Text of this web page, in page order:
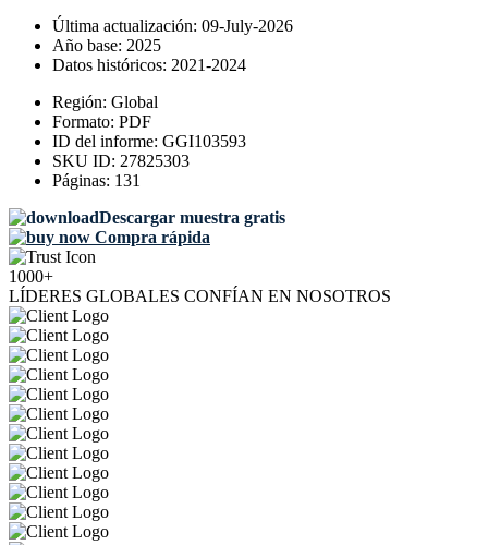
Última actualización: 09-July-2026
Año base: 2025
Datos históricos: 2021-2024
Región: Global
Formato: PDF
ID del informe: GGI103593
SKU ID: 27825303
Páginas: 131
Descargar muestra gratis
Compra rápida
1000+
LÍDERES GLOBALES CONFÍAN EN NOSOTROS